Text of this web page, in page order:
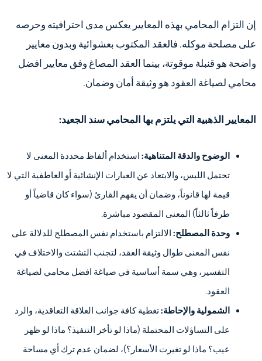
إن التزام المحامي بهذه المعايير يعكس مدى احترافيته وحرصه
على مصلحة موكله. فالعقد المكتوب بعشوائية وبدون معايير
واضحة هو قنبلة موقوتة، بينما العقد المصاغ وفق معايير افضل
محامي لصياغة العقود هو وثيقة أمان وضمان.
المعايير الذهبية التي يلتزم بها المحامي سند الجعيد:
الوضوح والدقة المتناهية: استخدام ألفاظ محددة المعنى لا
تحتمل اللبس، والابتعاد عن العبارات الإنشائية أو العاطفية التي لا
قيمة لها قانوناً، وضمان أن يفهم القارئ (سواء كان قاضياً أو
طرفاً ثالثاً) المعنى المقصود مباشرة.
وحدة المصطلح: الالتزام باستخدام نفس المصطلح للدلالة على
نفس المعنى طوال وثيقة العقد، لتجنب التشتت والاختلاف في
التفسير، وهي سمة أساسية في صياغة افضل محامي لصياغة
العقود.
الشمولية والإحاطة:تغطية كافة جوانب العلاقة التعاقدية، والرد
على التساؤلات المحتملة (ماذا لو تأخر التنفيذ؟ ماذا لو ظهر
عيب؟ ماذا لو تغيرت الأسعار؟)، لضمان عدم ترك أي مساحة